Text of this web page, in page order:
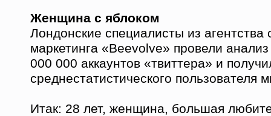
Женщина с яблоком
Лондонские специалисты из агентства
маркетинга «Beevolve» провели
000 000 аккаунтов «твиттера» и
среднестатистического пользователя
Итак: 28 лет, женщина, большая